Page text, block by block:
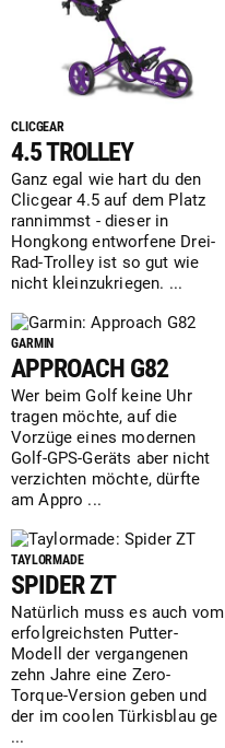
CLICGEAR
4.5 TROLLEY
Ganz egal wie hart du den
Clicgear 4.5 auf dem Platz
rannimmst - dieser in
Hongkong entworfene Drei-
Rad-Trolley ist so gut wie
nicht kleinzukriegen. ...
GARMIN
APPROACH G82
Wer beim Golf keine Uhr
tragen möchte, auf die
Vorzüge eines modernen
Golf-GPS-Geräts aber nicht
verzichten möchte, dürfte
am Appro ...
TAYLORMADE
SPIDER ZT
Natürlich muss es auch vom
erfolgreichsten Putter-
Modell der vergangenen
zehn Jahre eine Zero-
Torque-Version geben und
der im coolen Türkisblau ge
...